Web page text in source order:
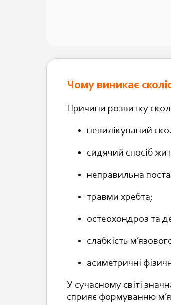
Чому виникає
Причини розвитку
невилікуваний
сидячий спосіб
неправильна
травми хребта;
остеохондроз та
слабкість
асиметричні
У сучасному світі
сприяє формуванню